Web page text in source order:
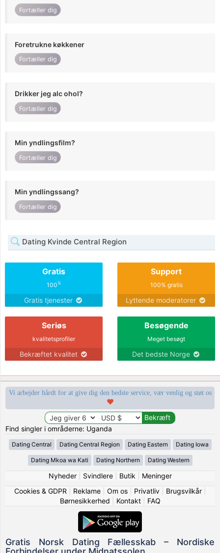
Fortæller dig
Foretrukne køkkener
Fortæller dig
Drikker jeg alc ohol?
Fortæller dig
Min yndlingsfilm?
Fortæller dig
Min yndlingssang?
Fortæller dig
Dating Kvinde Central Region
Gratis
100%
Gratis tjenester
Support
100% gratis
Lyttende moderatorer
Seriøs
kvalitetsprofiler
Bekræftet kvalitet
Besøgende
Meget besøgt
Det bedste Norge
Vi arbejder hårdt for at give dig den bedste service, vær venlig og støt os
Find singler i områderne: Uganda
Dating Central Dating Central Region Dating Eastern Dating Iowa
Dating Mkoa wa Kati Dating Northern Dating Western
Nyheder| Svindlere| Butik
Meninger
Cookies & GDPR
Reklame| Om os| Privatliv| Brugsvilkår|
Børnesikkerhed
Kontakt| FAQ
Gratis Norsk Dating Fællesskab – Nordiske